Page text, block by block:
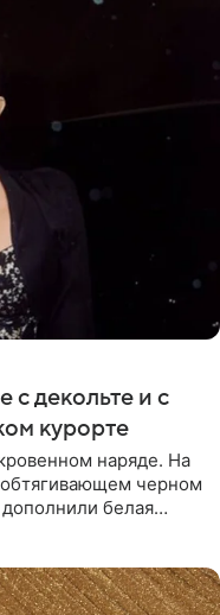
декольте и с
курорте
наряде. На
обтягивающем черном
белая